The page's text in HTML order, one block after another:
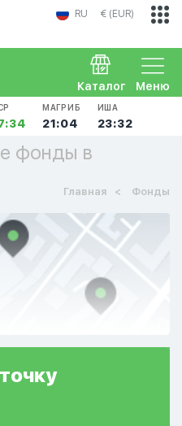
RU € (EUR)
Меню
Каталог
МАГРИБ
21:04
ИША
23:32
фонды в
Главная Фонды
точку